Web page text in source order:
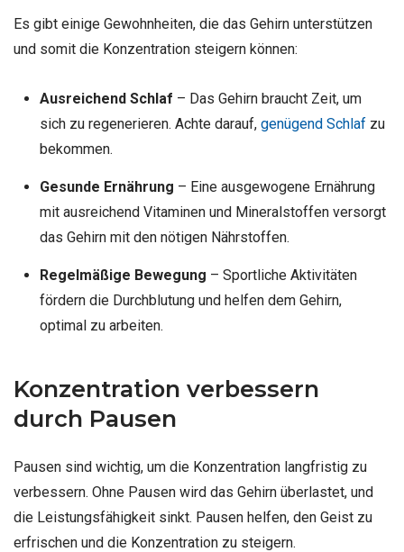
Es gibt einige Gewohnheiten, die das Gehirn unterstützen
und somit die Konzentration steigern können:
Ausreichend Schlaf – Das Gehirn braucht Zeit, um
sich zu regenerieren. Achte darauf, genügend Schlaf zu
bekommen.
Gesunde Ernährung – Eine ausgewogene Ernährung
mit ausreichend Vitaminen und Mineralstoffen versorgt
das Gehirn mit den nötigen Nährstoffen.
Regelmäßige Bewegung – Sportliche Aktivitäten
fördern die Durchblutung und helfen dem Gehirn,
optimal zu arbeiten.
Konzentration verbessern
durch Pausen
Pausen sind wichtig, um die Konzentration langfristig zu
verbessern. Ohne Pausen wird das Gehirn überlastet, und
die Leistungsfähigkeit sinkt. Pausen helfen, den Geist zu
erfrischen und die Konzentration zu steigern.